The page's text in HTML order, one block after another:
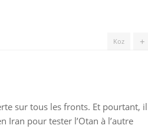
+
Koz
sur tous les fronts. Et pourtant, il
Iran pour tester l’Otan à l’autre